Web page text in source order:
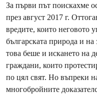
За първи път поискахме
през август 2017 г.
вредите, които неговото
българската природа и на
това беше и искането на
граждани, които
по цял свят. Но въпреки
многобройните